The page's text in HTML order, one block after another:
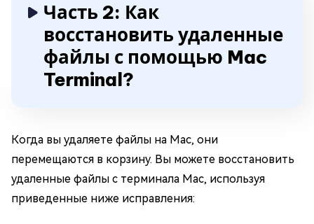
Часть 2: Как
восстановить удаленные
файлы с помощью Mac
Terminal?
Когда вы удаляете файлы на Mac, они
перемещаются в корзину. Вы можете восстановить
удаленные файлы с терминала Mac, используя
приведенные ниже исправления: